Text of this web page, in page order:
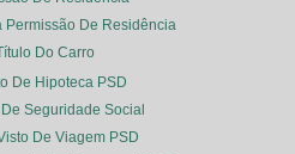
Permissão De Residência
Do Carro
De Hipoteca PSD
Seguridade Social
De Viagem PSD